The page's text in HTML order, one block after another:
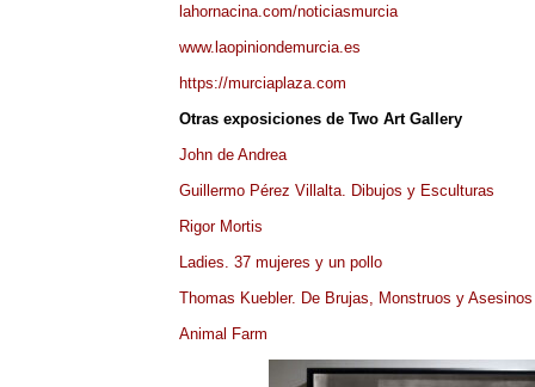
lahornacina.com/noticiasmurcia
www.laopiniondemurcia.es
https://murciaplaza.com
Otras exposiciones de Two Art Gallery
John de Andrea
Guillermo Pérez Villalta. Dibujos y Esculturas
Rigor Mortis
Ladies. 37 mujeres y un pollo
Thomas Kuebler. De Brujas, Monstruos y Asesinos
Animal Farm